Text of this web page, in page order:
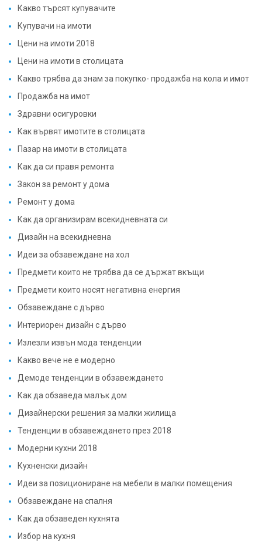
Какво търсят купувачите
Купувачи на имоти
Цени на имоти 2018
Цени на имоти в столицата
Какво трябва да знам за покупко- продажба на кола и имот
Продажба на имот
Здравни осигуровки
Как вървят имотите в столицата
Пазар на имоти в столицата
Как да си правя ремонта
Закон за ремонт у дома
Ремонт у дома
Как да организирам всекидневната си
Дизайн на всекидневна
Идеи за обзавеждане на хол
Предмети които не трябва да се държат вкъщи
Предмети които носят негативна енергия
Обзавеждане с дърво
Интериорен дизайн с дърво
Излезли извън мода тенденции
Какво вече не е модерно
Демоде тенденции в обзавеждането
Как да обзаведа малък дом
Дизайнерски решения за малки жилища
Тенденции в обзавеждането през 2018
Модерни кухни 2018
Кухненски дизайн
Идеи за позициониране на мебели в малки помещения
Обзавеждане на спалня
Как да обзаведен кухнята
Избор на кухня